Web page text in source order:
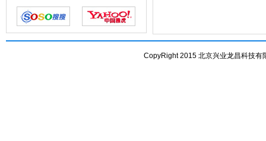
CopyRight 2015 北京兴业龙昌科技